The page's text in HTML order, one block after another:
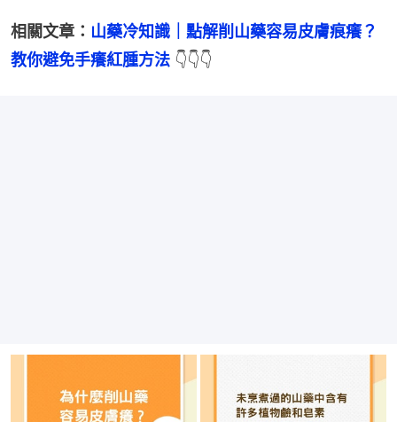
相關文章： 山藥冷知識｜點解削山藥容易皮膚痕癢？
教你避免手癢紅腫方法 👇👇👇